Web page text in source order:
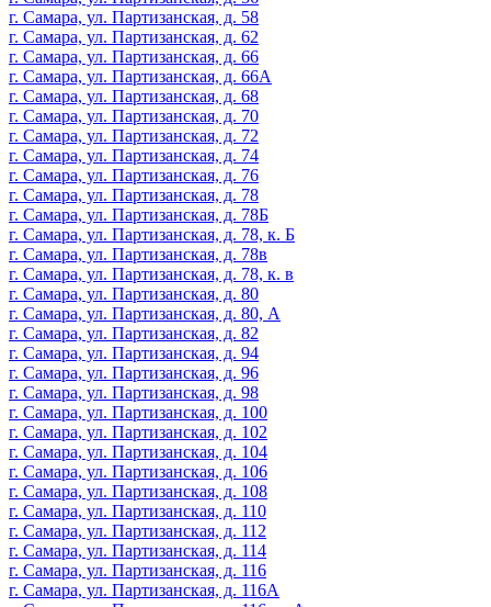
г. Самара, ул. Партизанская, д. 58
г. Самара, ул. Партизанская, д. 62
г. Самара, ул. Партизанская, д. 66
г. Самара, ул. Партизанская, д. 66А
г. Самара, ул. Партизанская, д. 68
г. Самара, ул. Партизанская, д. 70
г. Самара, ул. Партизанская, д. 72
г. Самара, ул. Партизанская, д. 74
г. Самара, ул. Партизанская, д. 76
г. Самара, ул. Партизанская, д. 78
г. Самара, ул. Партизанская, д. 78Б
г. Самара, ул. Партизанская, д. 78, к. Б
г. Самара, ул. Партизанская, д. 78в
г. Самара, ул. Партизанская, д. 78, к. в
г. Самара, ул. Партизанская, д. 80
г. Самара, ул. Партизанская, д. 80, А
г. Самара, ул. Партизанская, д. 82
г. Самара, ул. Партизанская, д. 94
г. Самара, ул. Партизанская, д. 96
г. Самара, ул. Партизанская, д. 98
г. Самара, ул. Партизанская, д. 100
г. Самара, ул. Партизанская, д. 102
г. Самара, ул. Партизанская, д. 104
г. Самара, ул. Партизанская, д. 106
г. Самара, ул. Партизанская, д. 108
г. Самара, ул. Партизанская, д. 110
г. Самара, ул. Партизанская, д. 112
г. Самара, ул. Партизанская, д. 114
г. Самара, ул. Партизанская, д. 116
г. Самара, ул. Партизанская, д. 116А